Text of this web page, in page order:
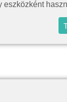
eszközként